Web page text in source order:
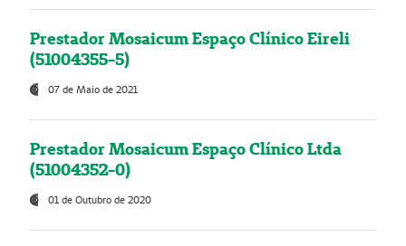
Prestador Mosaicum Espaço Clínico Eireli
(51004355-5)
07 de Maio de 2021
Prestador Mosaicum Espaço Clínico Ltda
(51004352-0)
01 de Outubro de 2020